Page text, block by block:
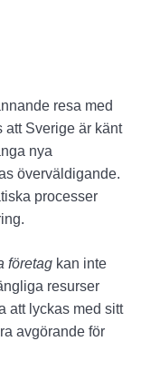
resa med
att Sverige är känt
nya
överväldigande.
processer
företag kan inte
resurser
att lyckas med sitt
avgörande för